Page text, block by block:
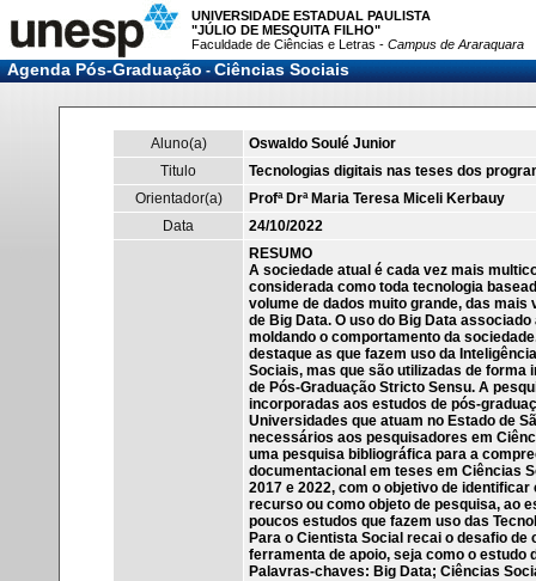
UNIVERSIDADE ESTADUAL PAULISTA
"JÚLIO DE MESQUITA FILHO"
Faculdade de Ciências e Letras - Campus de Araraquara
Agenda Pós-Graduação-Ciências Sociais
Aluno(a)
Oswaldo Soulé Junior
Titulo
Tecnologias digitais nas teses dos
Orientador(a)
Profª Drª Maria Teresa Miceli Kerbauy
Data
24/10/2022
RESUMO
A sociedade atual é cada vez mais
considerada como toda tecnologia
volume de dados muito grande, das
de Big Data. O uso do Big Data
moldando o comportamento da
destaque as que fazem uso da
Sociais, mas que são utilizadas de
de Pós-Graduação Stricto Sensu. A
incorporadas aos estudos de pós-
Universidades que atuam no Estado de
necessários aos pesquisadores em
uma pesquisa bibliográfica para a
documentacional em teses em Ciências
2017 e 2022, com o objetivo de
recurso ou como objeto de pesquisa, ao
poucos estudos que fazem uso das
Para o Cientista Social recai o desafio
ferramenta de apoio, seja como o estudo
Palavras-chaves: Big Data; Ciências